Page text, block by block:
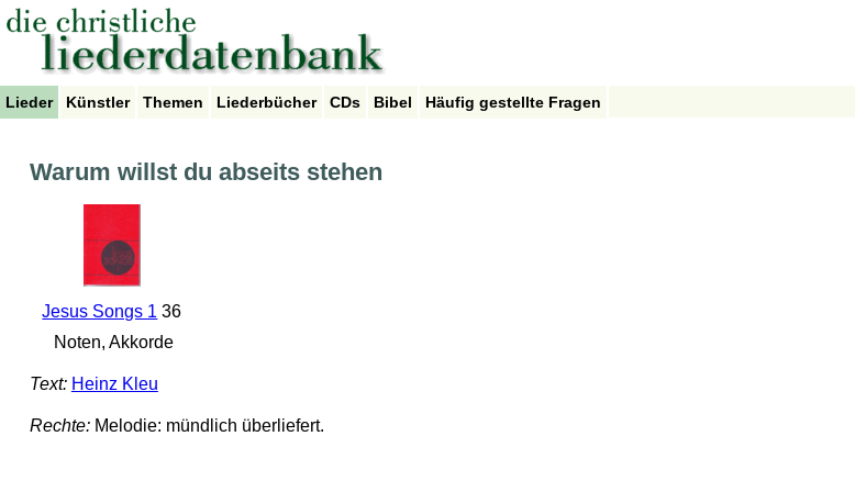
Lieder Künstler Themen Liederbücher CDs Bibel Häufig gestellte Fragen
Warum willst du abseits stehen
Jesus Songs 1 36
Noten, Akkorde
Text: Heinz Kleu
Rechte:Melodie: mündlich überliefert.